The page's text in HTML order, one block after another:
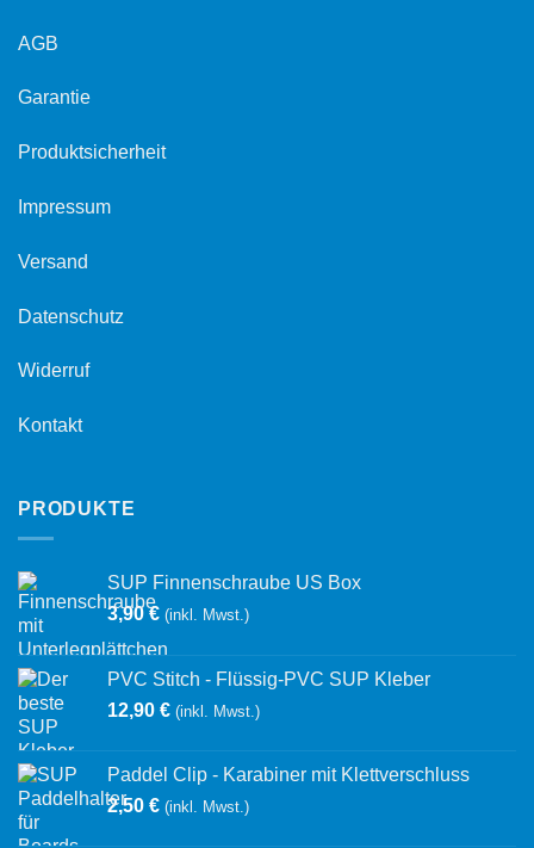
AGB
Garantie
Produktsicherheit
Impressum
Versand
Datenschutz
Widerruf
Kontakt
PRODUKTE
SUP Finnenschraube US Box
3,90€ (inkl. Mwst.)
PVC Stitch - Flüssig-PVC SUP Kleber
12,90 € (inkl. Mwst.)
Paddel Clip - Karabiner mit Klettverschluss
2,50 € (inkl. Mwst.)